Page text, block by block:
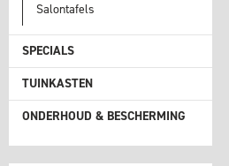
Salontafels
SPECIALS
TUINKASTEN
ONDERHOUD & BESCHERMING